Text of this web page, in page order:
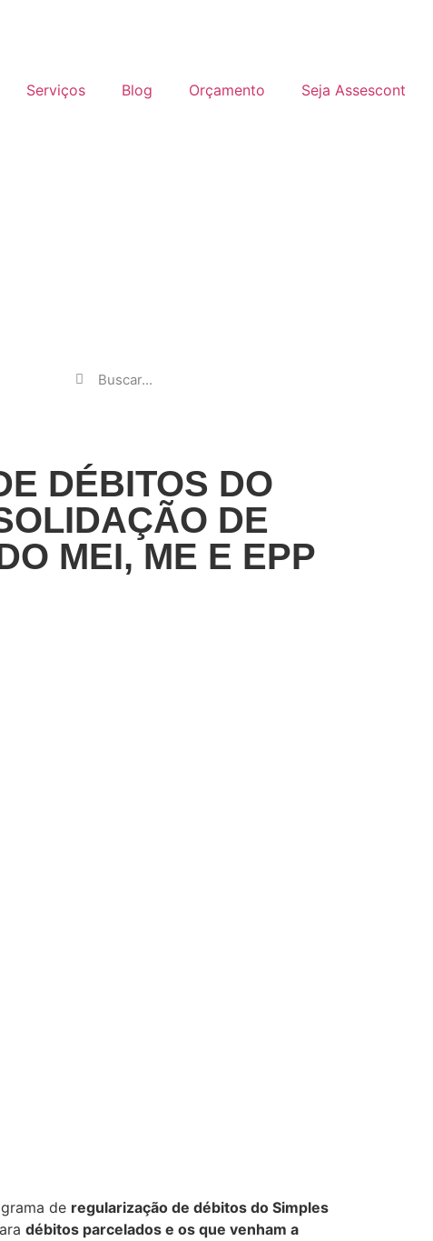
Serviços Blog Orçamento Seja Assescont
DÉBITOS DO
DE
MEI, ME E EPP
de regularização de débitos do Simples
débitos parcelados e os que venham a